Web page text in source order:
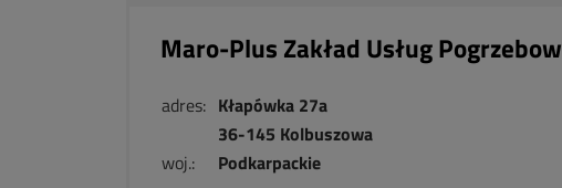
Maro-Plus Zakład Usług
adres: Kłapówka 27a
36-145 Kolbuszowa
woj.:
Podkarpackie